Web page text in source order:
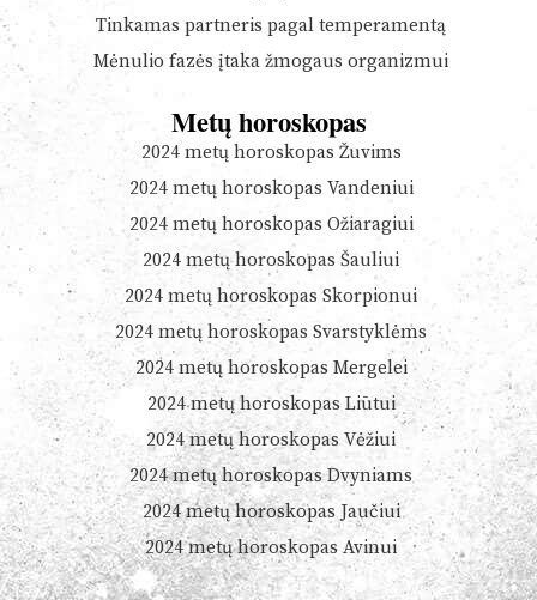
Tinkamas partneris pagal temperamentą
Mėnulio fazės įtaka žmogaus organizmui
Metų horoskopas
2024 metų horoskopas Žuvims
2024 metų horoskopas Vandeniui
2024 metų horoskopas Ožiaragiui
2024 metų horoskopas Šauliui
2024 metų horoskopas Skorpionui
2024 metų horoskopas Svarstyklėms
2024 metų horoskopas Mergelei
2024 metų horoskopas Liūtui
2024 metų horoskopas Vėžiui
2024 metų horoskopas Dvyniams
2024 metų horoskopas Jaučiui
2024 metų horoskopas Avinui